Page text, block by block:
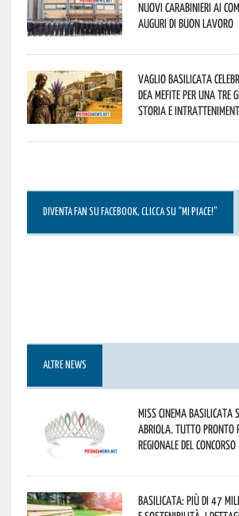
nuovi Carabinieri ai
Auguri di buon lavoro
Vaglio Basilicata
Dea Mefite per una tre
storia e
DIVENTA FAN SU FACEBOOK, CLICCA SU “MI PIACE!”
ALTRE NEWS
Miss Cinema
Abriola. Tutto pronto
regionale del concorso
Basilicata: più di 47